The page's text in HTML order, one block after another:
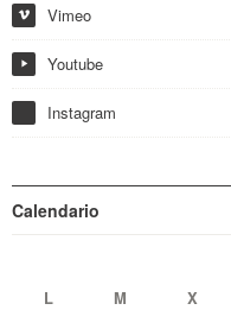
i Vimeo
y Youtube
Instagram
Calendario
L
M X